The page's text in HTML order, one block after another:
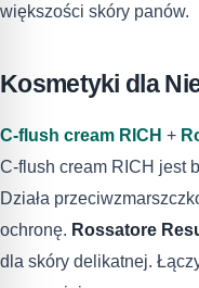
większości skóry panów.
Kosmetyki dla
C-flush cream RICH +
C-flush cream RICH jest
Działa
ochronę. Rossatore
dla skóry delikatnej.